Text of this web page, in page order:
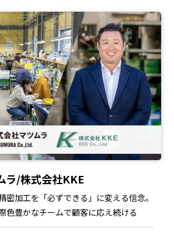
ラ/株式会社KKE
密加工を「必ずできる」に変える信念。
色豊かなチームで顧客に応え続ける